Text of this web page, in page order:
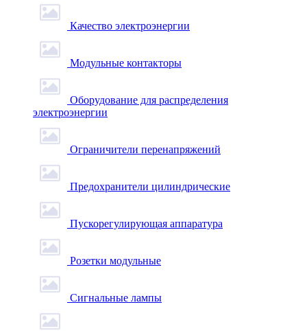
Качество электроэнергии
Модульные контакторы
Оборудование для распределения
электроэнергии
Ограничители перенапряжений
Предохранители цилиндрические
Пускорегулирующая аппаратура
Розетки модульные
Сигнальные лампы